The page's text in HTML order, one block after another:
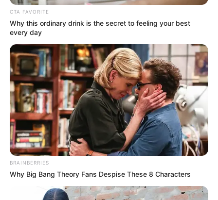
CTA FAVORITE
Why this ordinary drink is the secret to feeling your best
every day
BRAINBERRIES
Why Big Bang Theory Fans Despise These 8 Characters